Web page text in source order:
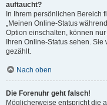
auftaucht?
In Ihrem persönlichen Bereich
„Meinen Online-Status
Option einschalten, können
Ihren Online-Status sehen.
gezählt.
Nach oben
Die Forenuhr geht falsch!
Möglicherweise entspricht die